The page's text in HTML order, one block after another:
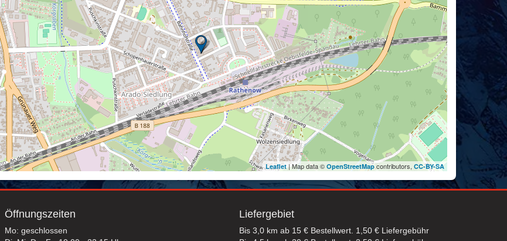
Leaflet| Map data © OpenStreetMapcontributors, CC-BY-SA
Öffnungszeiten
Mo: geschlossen
Liefergebiet
Bis 3,0 km ab 15 € Bestellwert. 1,50 € Liefergebühr